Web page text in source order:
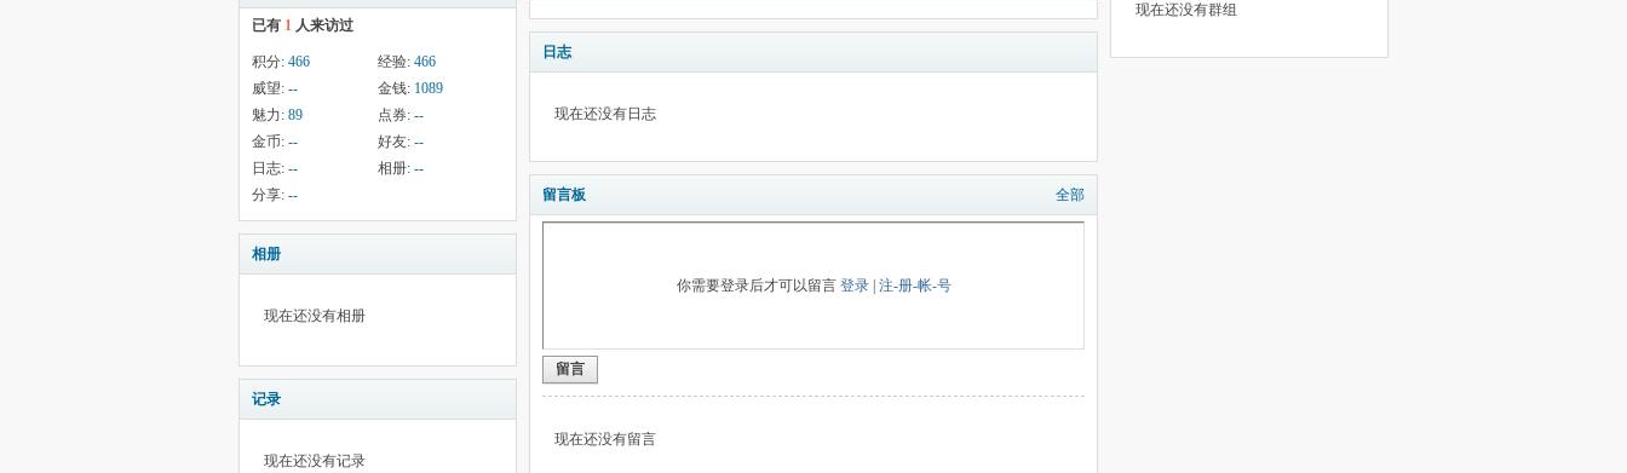
已有 1 人来访过
积分: 466 经验: 466
威望: -- 金钱: 1089
魅力: 89 点券: --
金币: -- 好友: --
日志: -- 相册: --
分享: --
相册
现在还没有相册
记录
现在还没有记录
日志
现在还没有日志
留言板 全部
你需要登录后才可以留言 登录| 注-册-帐-号
留言
现在还没有留言
现在还没有群组